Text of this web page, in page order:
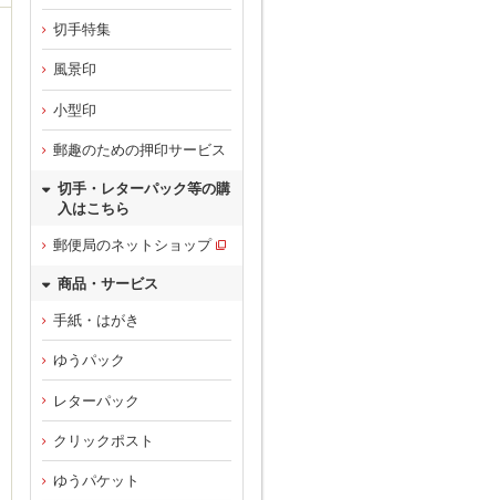
切手特集
風景印
小型印
郵趣のための押印サービス
切手・レターパック等の購
入はこちら
郵便局のネットショップ
商品・サービス
手紙・はがき
ゆうパック
レターパック
クリックポスト
ゆうパケット